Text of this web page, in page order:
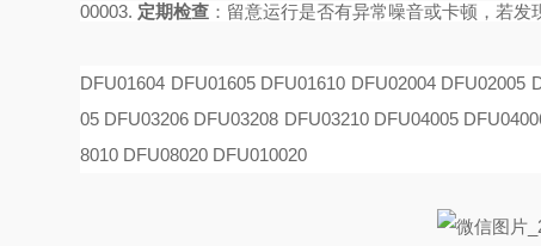
00003. 定期检查 ：留意运行是否有异常噪音或卡顿，若
DFU01604 DFU01605 DFU01610 DFU02004 DFU02005
05 DFU03206 DFU03208 DFU03210 DFU04005
8010 DFU08020 DFU010020